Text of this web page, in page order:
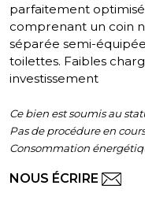
parfaitement
comprenant un coin
séparée semi-
toilettes. Faibles
investissement
Ce bien est soumis au
Pas de procédure en
Consommation
NOUS ÉCRIRE